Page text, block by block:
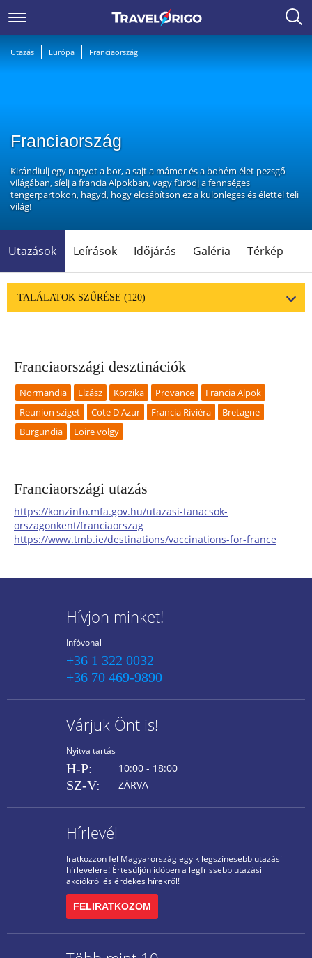
Utazás Európa Franciaország
Franciaország
Kirándiulj egy nagyot a bor, a sajt a mámor és a bohém élet pezsgő
világában, síelj a francia Alpokban, vagy fürödj a fennséges
tengerpartokon, hagyd, hogy elcsábítson ez a különleges és élettel teli
világ!
Utazások Leírások Időjárás Galéria Térkép
TALÁLATOK SZŰRÉSE (120)
Franciaországi desztinációk
Normandia Elzász Korzika Provance
Francia Alpok
Reunion sziget
Cote D'Azur Francia Riviéra
Bretagne
Burgundia
Loire völgy
Franciaországi utazás
https://konzinfo.mfa.gov.hu/utazasi-tanacsok-
orszagonkent/franciaorszag
https://www.tmb.ie/destinations/vaccinations-for-france
Hívjon minket!
Infóvonal
+36 1 322 0032
+36 70 469-9890
Várjuk Önt is!
Nyitva tartás
H-P: 10:00 - 18:00
SZ-V: ZÁRVA
Hírlevél
Iratkozzon fel Magyarország egyik legszínesebb utazási
hírlevelére! Értesüljön időben a legfrissebb utazási
akciókról és érdekes hírekről!
FELIRATKOZOM